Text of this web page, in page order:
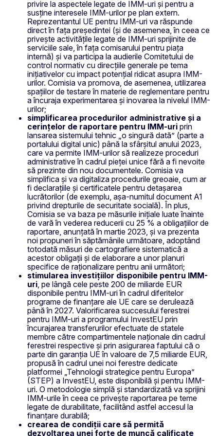
privire la aspectele legate de IMM-uri și pentru a
susține interesele IMM-urilor pe plan extern.
Reprezentantul UE pentru IMM-uri va răspunde
direct în fața președintei (și de asemenea, în ceea ce
privește activitățile legate de IMM-uri sprijinite de
serviciile sale, în fața comisarului pentru piața
internă) și va participa la audierile Comitetului de
control normativ cu direcțiile generale pe tema
inițiativelor cu impact potențial ridicat asupra IMM-
urilor. Comisia va promova, de asemenea, utilizarea
spațiilor de testare în materie de reglementare pentru
a încuraja experimentarea și inovarea la nivelul IMM-
urilor;
simplificarea procedurilor administrative și a
cerințelor de raportare pentru IMM-uri prin
lansarea sistemului tehnic „o singură dată” (parte a
portalului digital unic) până la sfârșitul anului 2023,
care va permite IMM-urilor să realizeze proceduri
administrative în cadrul pieței unice fără a fi nevoite
să prezinte din nou documentele. Comisia va
simplifica și va digitaliza procedurile greoaie, cum ar
fi declarațiile și certificatele pentru detașarea
lucrătorilor (de exemplu, așa-numitul document A1
privind drepturile de securitate socială). În plus,
Comisia se va baza pe măsurile inițiale luate înainte
de vară în vederea reducerii cu 25 % a obligațiilor de
raportare, anunțată în martie 2023, și va prezenta
noi propuneri în săptămânile următoare, adoptând
totodată măsuri de cartografiere sistematică a
acestor obligații și de elaborare a unor planuri
specifice de raționalizare pentru anii următori;
stimularea investițiilor disponibile pentru IMM-
uri, pe lângă cele peste 200 de miliarde EUR
disponibile pentru IMM-uri în cadrul diferitelor
programe de finanțare ale UE care se derulează
până în 2027. Valorificarea succesului ferestrei
pentru IMM-uri a programului InvestEU prin
încurajarea transferurilor efectuate de statele
membre către compartimentele naționale din cadrul
ferestrei respective și prin asigurarea faptului că o
parte din garanția UE în valoare de 7,5 miliarde EUR,
propusă în cadrul unei noi ferestre dedicate
platformei „Tehnologii strategice pentru Europa”
(STEP) a InvestEU, este disponibilă și pentru IMM-
uri. O metodologie simplă și standardizată va sprijini
IMM-urile în ceea ce privește raportarea pe teme
legate de durabilitate, facilitând astfel accesul la
finanțare durabilă;
crearea de condiții care să permită
dezvoltarea unei forțe de muncă calificate